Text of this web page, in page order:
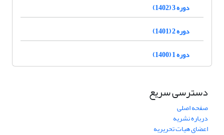
دوره 3 (1402)
دوره 2 (1401)
دوره 1 (1400)
دسترسی سریع
صفحه اصلی
درباره نشریه
اعضای هیات تحریریه